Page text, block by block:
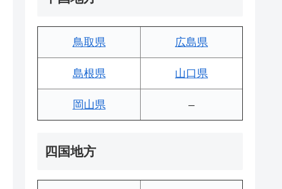
鳥取県 広島県
島根県 山口県
岡山県 –
四国地方